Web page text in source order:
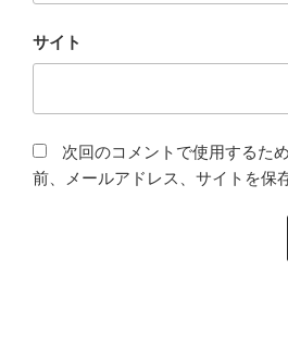
サイト
次回のコメントで使用するた
前、メールアドレス、サイトを保